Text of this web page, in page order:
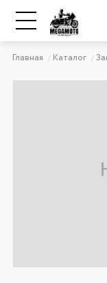
Главная Каталог